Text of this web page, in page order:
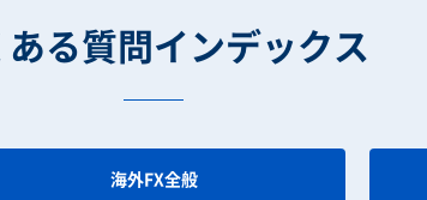
ある質問インデックス
海外FX全般